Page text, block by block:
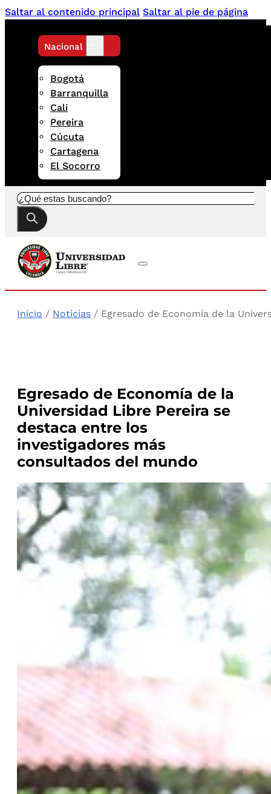
Saltar al contenido principal Saltar al pie de página
Nacional
Bogotá
Barranquilla
Cali
Pereira
Cúcuta
Cartagena
El Socorro
Buscar
Inicio / Noticias / Egresado de Economía de la
Egresado de Economía de la
Universidad Libre Pereira se
destaca entre los
investigadores más
consultados del mundo